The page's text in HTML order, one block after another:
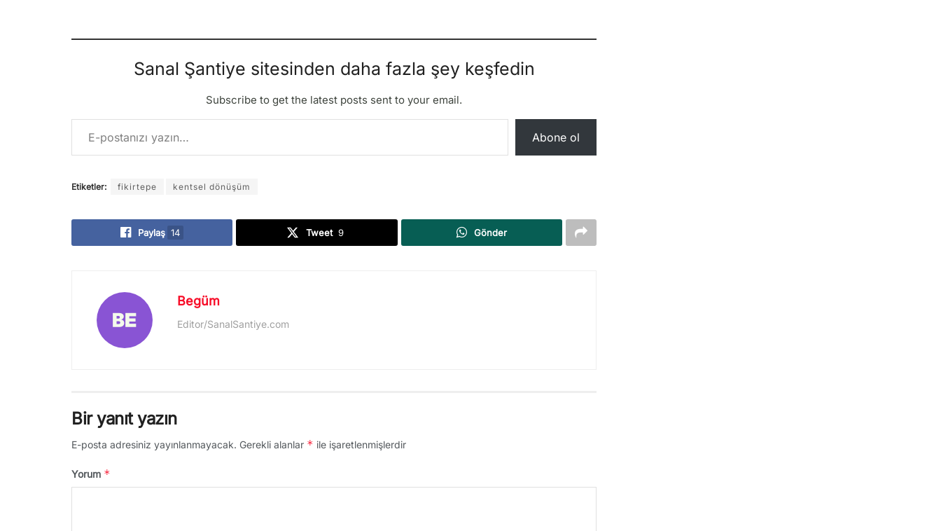
Sanal Şantiye sitesinden daha fazla şey keşfedin
Subscribe to get the latest posts sent to your email.
E-postanızı yazın…
Abone ol
Etiketler: fikirtepe kentsel dönüşüm
Paylaş 14 Tweet 9 Gönder
Begüm
Editor/SanalSantiye.com
Bir yanıt yazın
E-posta adresiniz yayınlanmayacak. Gerekli alanlar * ile işaretlenmişlerdir
Yorum *